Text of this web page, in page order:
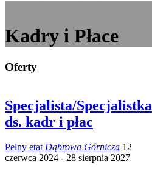
Kadry i Płace
Oferty
Specjalista/Specjalistka
ds. kadr i płac
Pełny etat Dąbrowa Górnicza 12
czerwca 2024 - 28 sierpnia 2027